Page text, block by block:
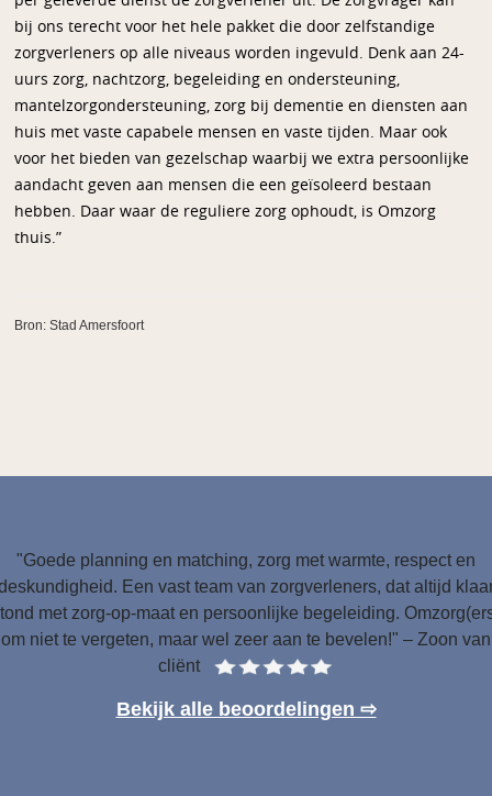
bij ons terecht voor het hele pakket die door zelfstandige
zorgverleners op alle niveaus worden ingevuld. Denk aan 24-
uurs zorg, nachtzorg, begeleiding en ondersteuning,
mantelzorgondersteuning, zorg bij dementie en diensten aan
huis met vaste capabele mensen en vaste tijden. Maar ook
voor het bieden van gezelschap waarbij we extra persoonlijke
aandacht geven aan mensen die een geïsoleerd bestaan
hebben. Daar waar de reguliere zorg ophoudt, is Omzorg
thuis.”
Bron: Stad Amersfoort
"Goede planning en matching, zorg met warmte, respect en
Een vast team van zorgverleners, dat altijd
met zorg-op-maat en persoonlijke begeleiding.
om niet te vergeten, maar wel zeer aan te bevelen!" – Zoon van
cliënt
Bekijk alle beoordelingen ⇨